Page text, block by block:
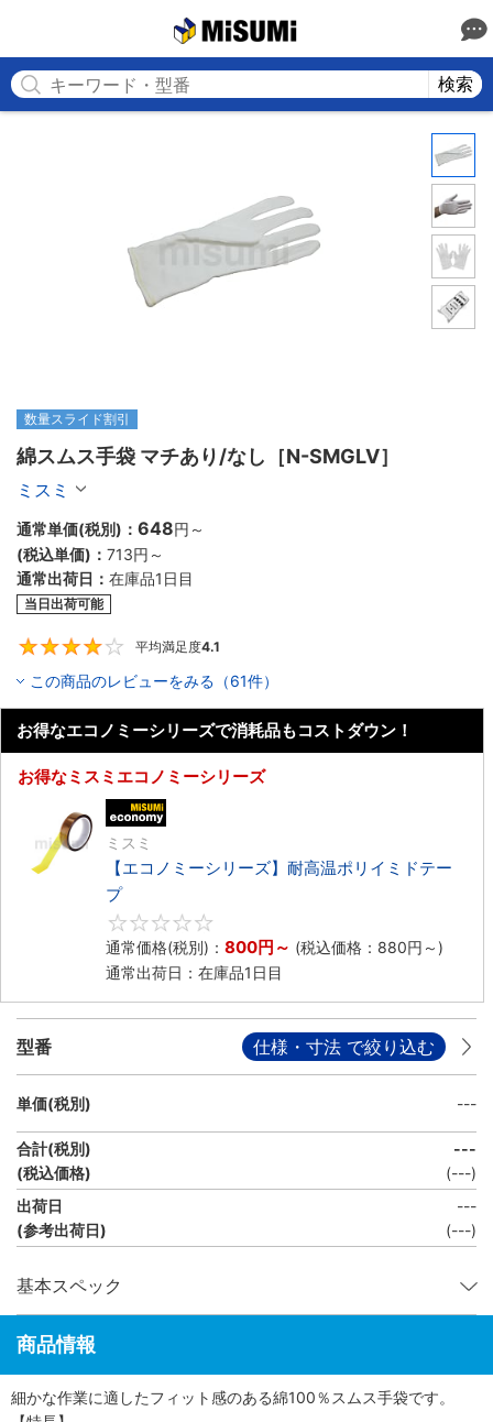
検索
数量スライド割引
綿スムス手袋 マチあり/なし［N-SMGLV］
ミスミ
通常単価(税別)： 648円 ～
(税込単価)： 713円 ～
通常出荷日： 在庫品1日目
当日出荷可能
平均満足度4.1
この商品のレビューをみる（61件）
お得なエコノミーシリーズで消耗品もコストダウン！
お得なミスミエコノミーシリーズ
ミスミ
【エコノミーシリーズ】耐高温ポリイミドテー
プ
通常価格(税別)： 800円 ～ (税込価格： 880円 ～)
通常出荷日：在庫品1日目
型番 仕様・寸法 で絞り込む
単価(税別) ---
合計(税別)
(税込価格)
---
(---)
出荷日
(参考出荷日)
---
(---)
基本スペック
商品情報
細かな作業に適したフィット感のある綿100％スムス手袋です。